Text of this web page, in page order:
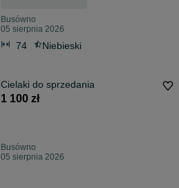
Busówno
05 sierpnia 2026
74 Niebieski
Cielaki do sprzedania
1 100 zł
Busówno
05 sierpnia 2026